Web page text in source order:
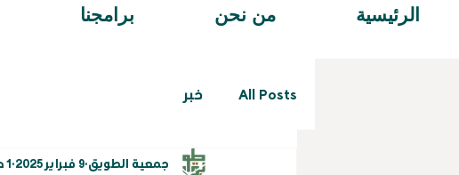
الرئيسية من نحن برامجنا
All Posts خبر
جمعية الطويق 9 فبراير 2025 1 دقيقة قراءة